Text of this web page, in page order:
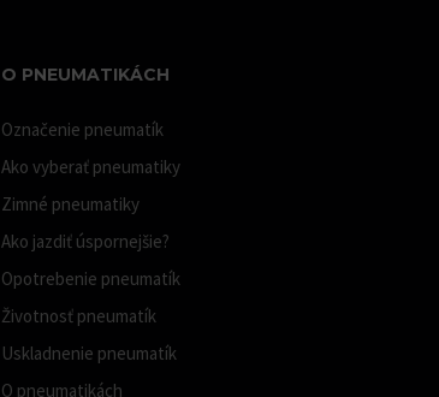
O PNEUMATIKÁCH
Označenie pneumatík
Ako vyberať pneumatiky
Zimné pneumatiky
Ako jazdiť úspornejšie?
Opotrebenie pneumatík
Životnosť pneumatík
Uskladnenie pneumatík
O pneumatikách